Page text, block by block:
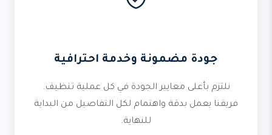
جودة مضمونة وخدمة احترافية
نلتزم بأعلى معايير الجودة في كل عملية تنظيف.
فريقنا يعمل بدقة واهتمام لكل التفاصيل من البداية
للنهاية.